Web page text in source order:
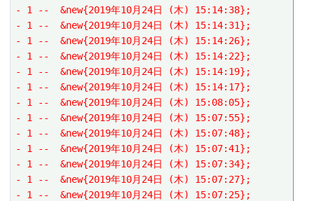
- 1 --  &new{2019年10月24日 (木) 15:14:38};
- 1 --  &new{2019年10月24日 (木) 15:14:31};
- 1 --  &new{2019年10月24日 (木) 15:14:26};
- 1 --  &new{2019年10月24日 (木) 15:14:22};
- 1 --  &new{2019年10月24日 (木) 15:14:19};
- 1 --  &new{2019年10月24日 (木) 15:14:17};
- 1 --  &new{2019年10月24日 (木) 15:08:05};
- 1 --  &new{2019年10月24日 (木) 15:07:55};
- 1 --  &new{2019年10月24日 (木) 15:07:48};
- 1 --  &new{2019年10月24日 (木) 15:07:41};
- 1 --  &new{2019年10月24日 (木) 15:07:34};
- 1 --  &new{2019年10月24日 (木) 15:07:27};
- 1 --  &new{2019年10月24日 (木) 15:07:25};